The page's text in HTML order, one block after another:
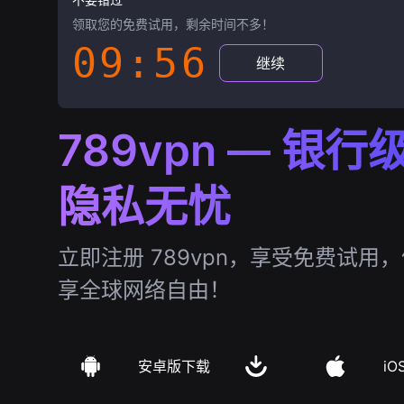
领取您的免费试用，剩余时间不多！
09:55 继续
789vpn — 银行
隐私无忧
立即注册 789vpn，享受免费试用
享全球网络自由！
安卓版下载